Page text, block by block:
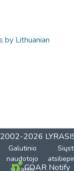
by Lithuanian
2026
Galutinio
naudotojo
COAR Notify